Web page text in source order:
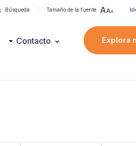
Búsqueda Tamaño de la fuente
Contacto Explora